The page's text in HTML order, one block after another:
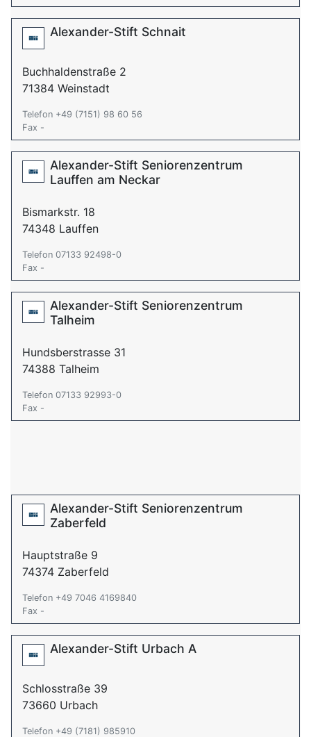
Alexander-Stift Schnait
Buchhaldenstraße 2
71384 Weinstadt
Telefon +49 (7151) 98 60 56
Fax -
Alexander-Stift Seniorenzentrum
Lauffen am Neckar
Bismarkstr. 18
74348 Lauffen
Telefon 07133 92498-0
Fax -
Alexander-Stift Seniorenzentrum
Talheim
Hundsberstrasse 31
74388 Talheim
Telefon 07133 92993-0
Fax -
Alexander-Stift Seniorenzentrum
Zaberfeld
Hauptstraße 9
74374 Zaberfeld
Telefon +49 7046 4169840
Fax -
Alexander-Stift Urbach A
Schlosstraße 39
73660 Urbach
Telefon +49 (7181) 985910